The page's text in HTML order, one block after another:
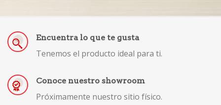
Encuentra lo que te gusta
Tenemos el producto ideal para ti.
Conoce nuestro showroom
Próximamente nuestro sitio físico.